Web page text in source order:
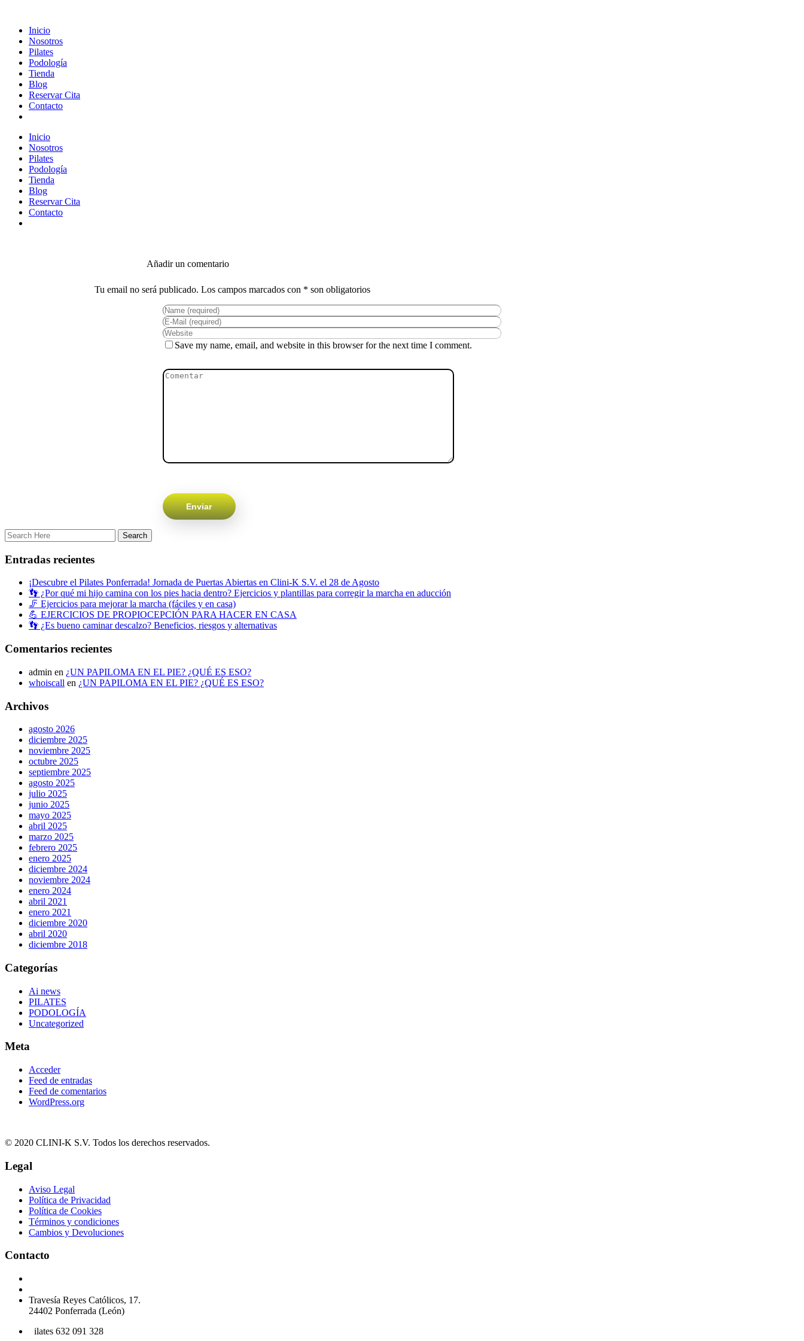
Inicio
Nosotros
Pilates
Podología
Tienda
Blog
Reservar Cita
Contacto
Inicio
Nosotros
Pilates
Podología
Tienda
Blog
Reservar Cita
Contacto
Save my name, email, and website in this browser for the next time I comment.
Entradas recientes
¡Descubre el Pilates Ponferrada! Jornada de Puertas Abiertas en Clini-K S.V. el 28 de Agosto
👣 ¿Por qué mi hijo camina con los pies hacia dentro? Ejercicios y plantillas para corregir la marcha en aducción
🦵 Ejercicios para mejorar la marcha (fáciles y en casa)
💪 EJERCICIOS DE PROPIOCEPCIÓN PARA HACER EN CASA
👣 ¿Es bueno caminar descalzo? Beneficios, riesgos y alternativas
Comentarios recientes
admin en ¿UN PAPILOMA EN EL PIE? ¿QUÉ ES ESO?
whoiscall en ¿UN PAPILOMA EN EL PIE? ¿QUÉ ES ESO?
Archivos
agosto 2026
diciembre 2025
noviembre 2025
octubre 2025
septiembre 2025
agosto 2025
julio 2025
junio 2025
mayo 2025
abril 2025
marzo 2025
febrero 2025
enero 2025
diciembre 2024
noviembre 2024
enero 2024
abril 2021
enero 2021
diciembre 2020
abril 2020
diciembre 2018
Categorías
Ai news
PILATES
PODOLOGÍA
Uncategorized
Meta
Acceder
Feed de entradas
Feed de comentarios
WordPress.org
© 2020 CLINI-K S.V. Todos los derechos reservados.
Legal
Aviso Legal
Política de Privacidad
Política de Cookies
Términos y condiciones
Cambios y Devoluciones
Contacto
Travesía Reyes Católicos, 17.
24402 Ponferrada (León)
ilates 632 091 328